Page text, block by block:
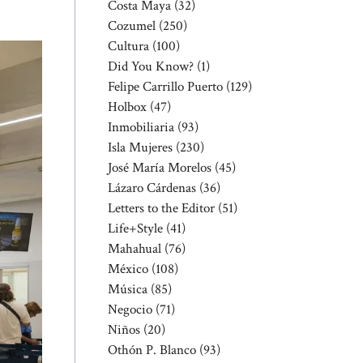
Costa Maya (32)
Cozumel (250)
Cultura (100)
Did You Know? (1)
Felipe Carrillo Puerto (129)
Holbox (47)
Inmobiliaria (93)
Isla Mujeres (230)
José María Morelos (45)
Lázaro Cárdenas (36)
Letters to the Editor (51)
Life+Style (41)
Mahahual (76)
México (108)
Música (85)
Negocio (71)
Niños (20)
Othón P. Blanco (93)